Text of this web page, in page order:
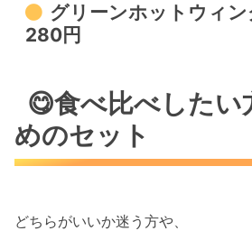
グリーンホットウィン
280円
😋食べ比べしたい
めのセット
どちらがいいか迷う方や、